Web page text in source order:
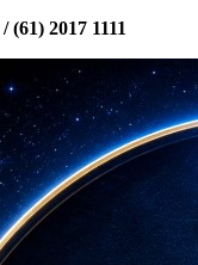
/ (61) 2017 1111